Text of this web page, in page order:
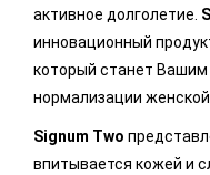
активное долголетие.
инновационный
который станет
нормализации
Signum Two
впитывается кожей и